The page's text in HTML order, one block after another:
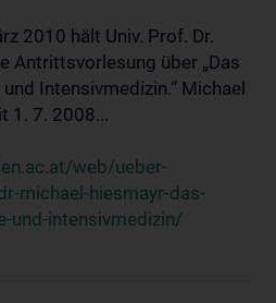
2010 hält Univ. Prof. Dr.
Antrittsvorlesung über „Das
Intensivmedizin.“ Michael
1. 7. 2008...
web/ueber-
michael-hiesmayr-das-
und-intensivmedizin/